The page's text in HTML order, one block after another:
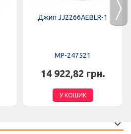
Джип JJ2266AEBLR-1
MP-247521
14 922,82 грн.
У КОШИК